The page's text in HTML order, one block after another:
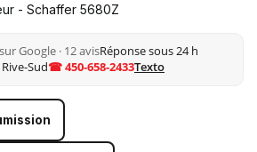
- Schaffer 5680Z
sur Google · 12 avisRéponse sous 24 h
Sud☎ 450-658-2433Texto